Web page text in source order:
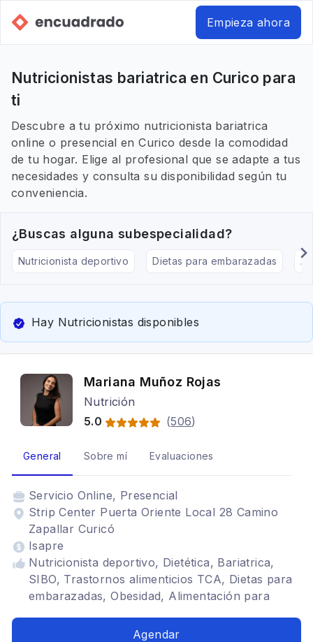
Empieza ahora
Nutricionistas bariatrica en Curico para
ti
Descubre a tu próximo nutricionista bariatrica
online o presencial en Curico desde la comodidad
de tu hogar. Elige al profesional que se adapte a tus
necesidades y consulta su disponibilidad según tu
conveniencia.
¿Buscas alguna subespecialidad?
Nutricionista deportivo Dietas para embarazadas
Hay Nutricionistas disponibles
Mariana Muñoz Rojas
Nutrición
5.0
(506)
General Sobre mí Evaluaciones
Servicio Online, Presencial
Strip Center Puerta Oriente Local 28 Camino
Zapallar Curicó
Isapre
Nutricionista deportivo, Dietética, Bariatrica,
SIBO, Trastornos alimenticios TCA, Dietas para
embarazadas, Obesidad, Alimentación para
Agendar